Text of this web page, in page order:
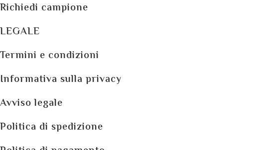
Richiedi campione
LEGALE
Termini e condizioni
Informativa sulla privacy
Avviso legale
Politica di spedizione